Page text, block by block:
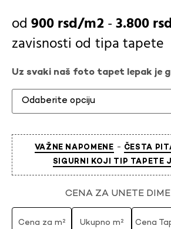
900rsd -3.800
zavisnosti od tipa tapete
Uz svaki naš foto tapet lepak je
VAŽNE NAPOMENE - ČESTA
SIGURNI KOJI TIP TAPETE
CENA ZA UNETE
Cena za m² Ukupno m² Cena